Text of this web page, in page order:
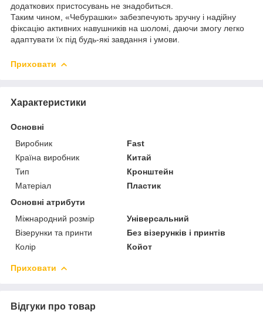
додаткових пристосувань не знадобиться.
Таким чином, «Чебурашки» забезпечують зручну і надійну
фіксацію активних навушників на шоломі, даючи змогу легко
адаптувати їх під будь-які завдання і умови.
Приховати
Характеристики
Основні
Виробник
Fast
Країна виробник
Китай
Тип
Кронштейн
Матеріал
Пластик
Основні атрибути
Міжнародний розмір
Універсальний
Візерунки та принти
Без візерунків і принтів
Колір
Койот
Приховати
Відгуки про товар